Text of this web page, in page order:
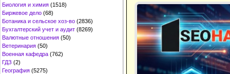
Биология и химия (1518)
Биржевое дело (68)
Ботаника и сельское хоз-во (2836)
Бухгалтерский учет и аудит (8269)
Валютные отношения (50)
Ветеринария (50)
Военная кафедра (762)
ГДЗ (2)
География (5275)